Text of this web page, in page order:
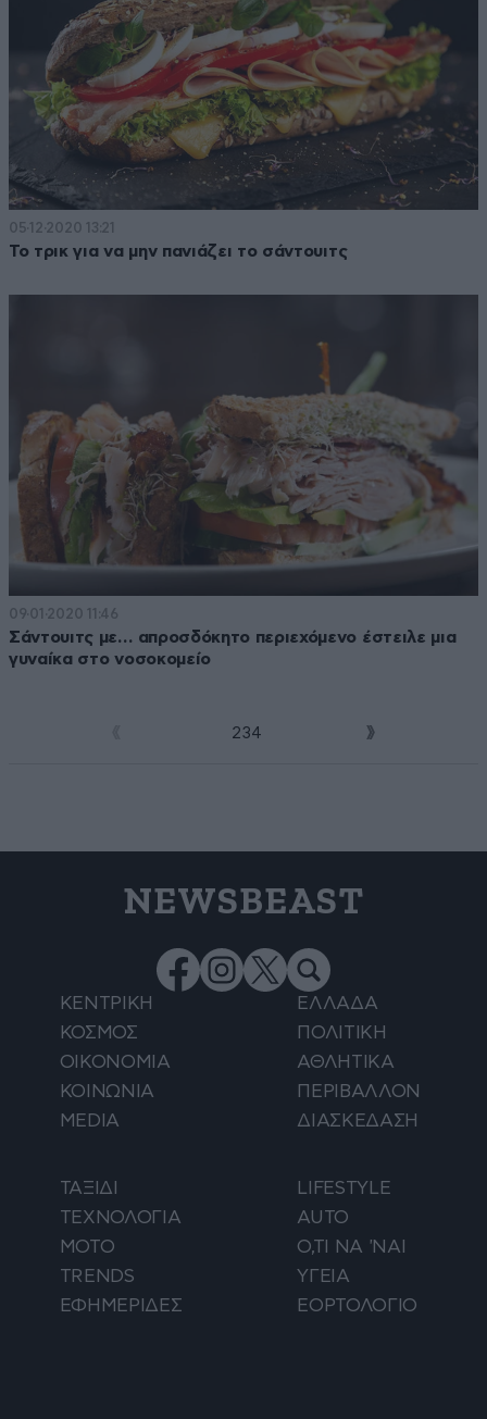
05·12·2020 13:21
Το τρικ για να μην πανιάζει το σάντουιτς
09·01·2020 11:46
Σάντουιτς με… απροσδόκητο περιεχόμενο έστειλε μια
γυναίκα στο νοσοκομείο
234
NEWSBEAST
ΚΕΝΤΡΙΚΗ
ΕΛΛΑΔΑ
ΚΟΣΜΟΣ
ΠΟΛΙΤΙΚΗ
ΟΙΚΟΝΟΜΙΑ
ΑΘΛΗΤΙΚΑ
ΚΟΙΝΩΝΙΑ
ΠΕΡΙΒΑΛΛΟΝ
MEDIA
ΔΙΑΣΚΕΔΑΣΗ
ΤΑΞΙΔΙ
LIFESTYLE
ΤΕΧΝΟΛΟΓΙΑ
AUTO
ΜΟΤΟ
Ο,ΤΙ ΝΑ 'ΝΑΙ
TRENDS
ΥΓΕΙΑ
ΕΦΗΜΕΡΙΔΕΣ
ΕΟΡΤΟΛΟΓΙΟ